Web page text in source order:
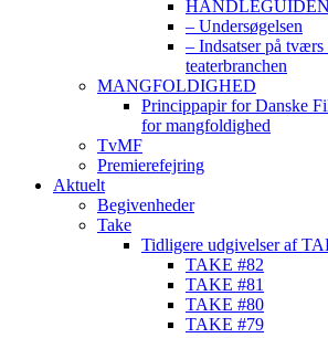
HANDLEGUIDEN
– Undersøgelsen
– Indsatser på
teaterbranchen
MANGFOLDIGHED
Princippapir for Danske
for mangfoldighed
TvMF
Premierefejring
Aktuelt
Begivenheder
Take
Tidligere udgivelser af
TAKE #82
TAKE #81
TAKE #80
TAKE #79